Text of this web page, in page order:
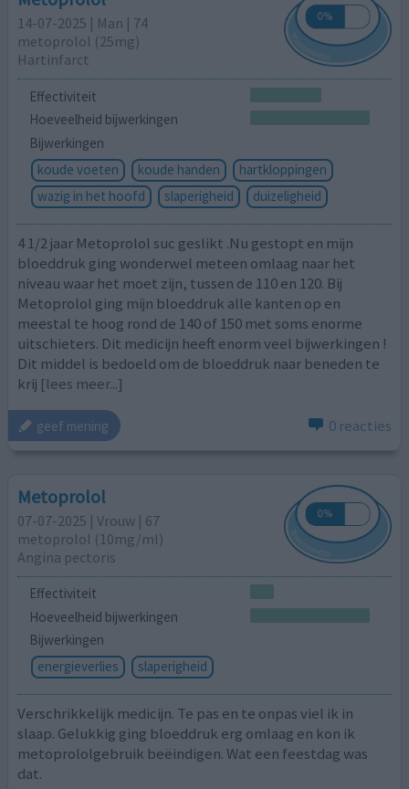
14-07-2025 | Man | 74
metoprolol (25mg)
Hartinfarct
Effectiviteit
Hoeveelheid bijwerkingen
Bijwerkingen
koude voeten
koude handen
hartkloppingen
wazig in het hoofd
slaperigheid duizeligheid
4 1/2 jaar Metoprolol suc geslikt .Nu gestopt en mijn
bloeddruk ging wonderwel meteen omlaag naar het
niveau waar het moet zijn, tussen de 110 en 120. Bij
Metoprolol ging mijn bloeddruk alle kanten op en
meestal te hoog rond de 140 of 150 met soms enorme
uitschieters. Dit medicijn heeft enorm veel bijwerkingen !
Dit middel is bedoeld om de bloeddruk naar beneden te
krij [lees meer...]
geef mening 0 reacties
Metoprolol
07-07-2025 | Vrouw | 67
metoprolol (10mg/ml)
Angina pectoris
Effectiviteit
Hoeveelheid bijwerkingen
Bijwerkingen
energieverlies
slaperigheid
Verschrikkelijk medicijn. Te pas en te onpas viel ik in
slaap. Gelukkig ging bloeddruk erg omlaag en kon ik
metoprololgebruik beëindigen. Wat een feestdag was
dat.